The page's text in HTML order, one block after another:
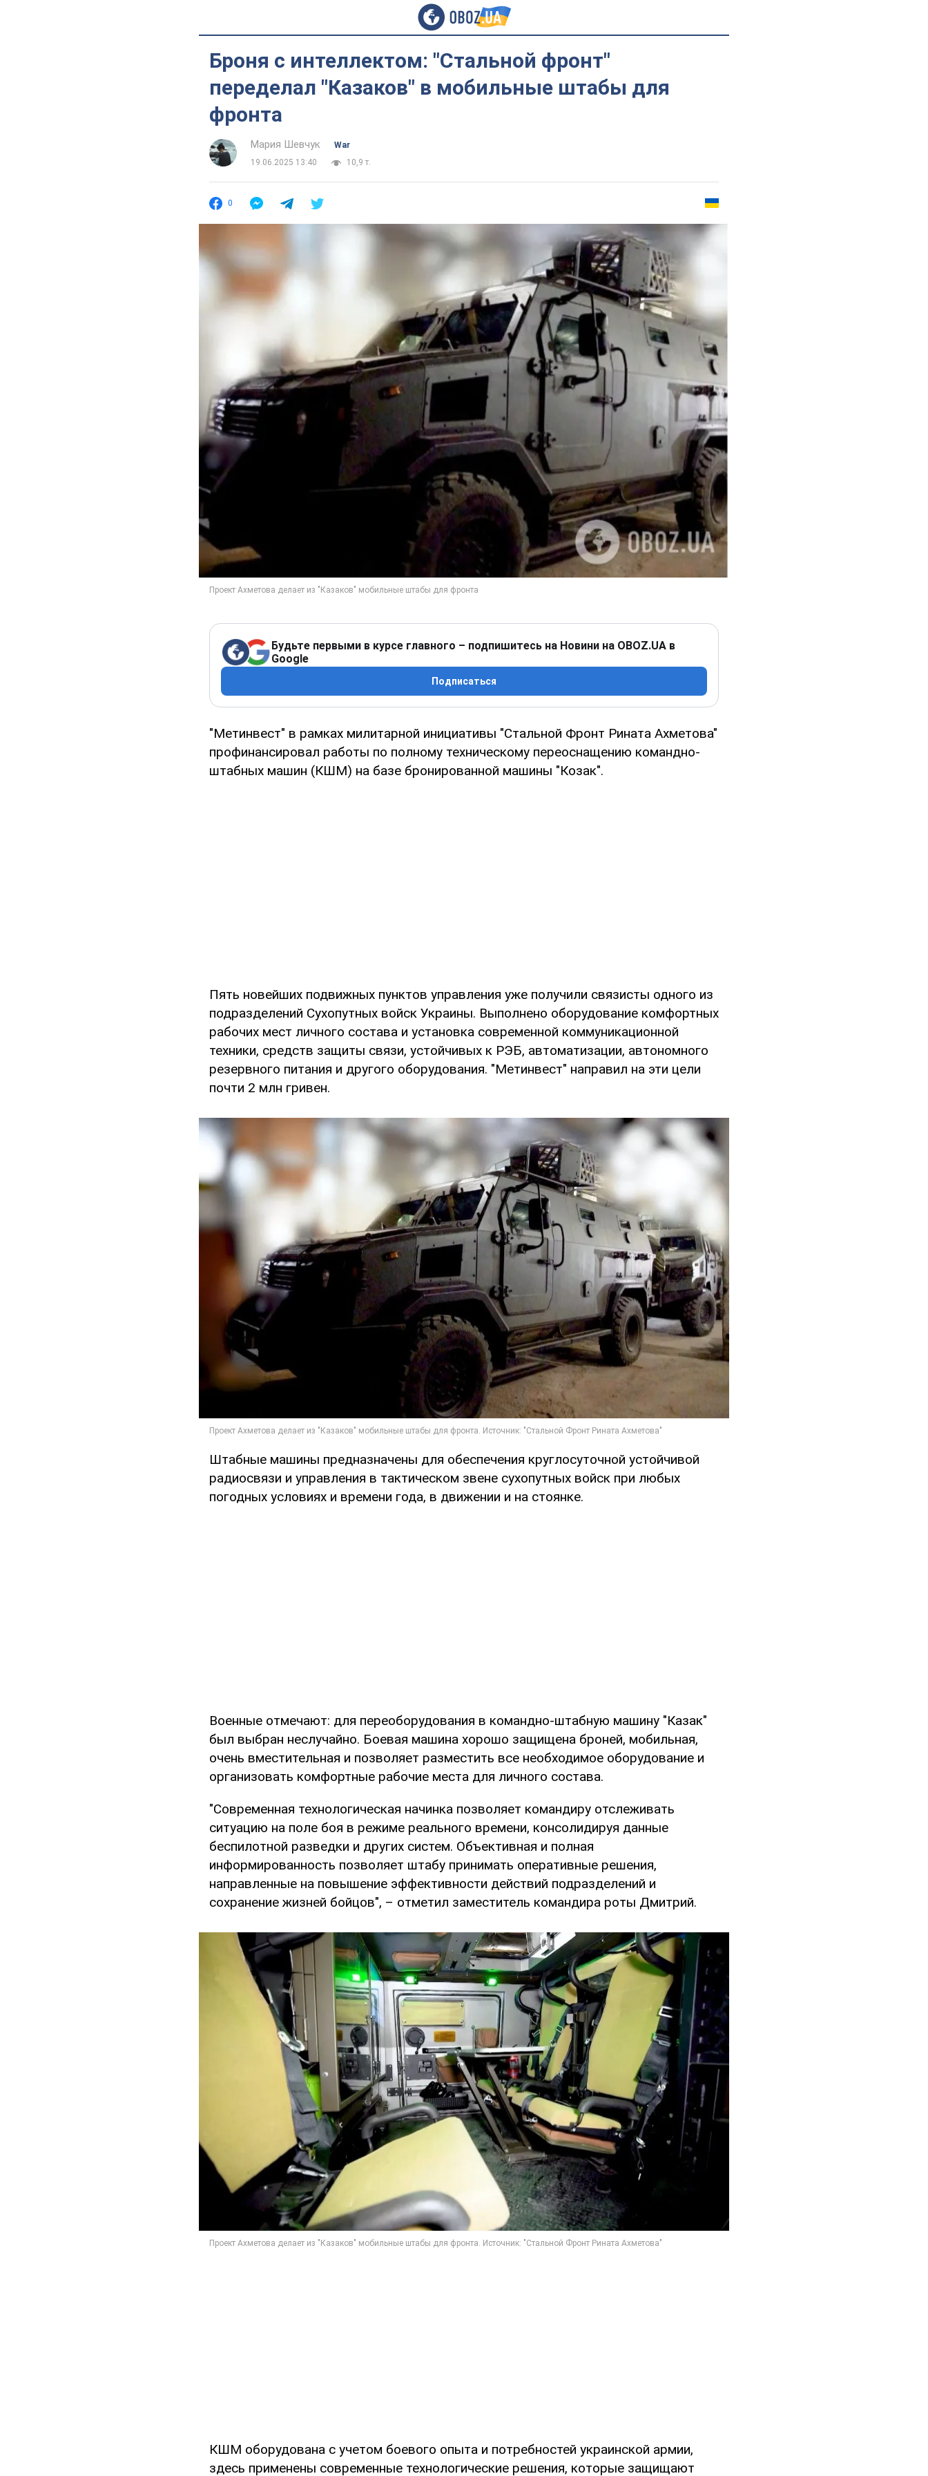
Броня с интеллектом: "Стальной фронт"
переделал "Казаков" в мобильные штабы для
фронта
Мария Шевчук
War
19.06.2025 13:40
10,9 т.
0
Будьте первыми в курсе главного – подпишитесь на Новини на OBOZ.UA в
Google
Подписаться
"Метинвест" в рамках милитарной инициативы "Стальной Фронт Рината Ахметова"
профинансировал работы по полному техническому переоснащению командно-
штабных машин (КШМ) на базе бронированной машины "Козак".
Пять новейших подвижных пунктов управления уже получили связисты одного из
подразделений Сухопутных войск Украины. Выполнено оборудование комфортных
рабочих мест личного состава и установка современной коммуникационной
техники, средств защиты связи, устойчивых к РЭБ, автоматизации, автономного
резервного питания и другого оборудования. "Метинвест" направил на эти цели
почти 2 млн гривен.
Штабные машины предназначены для обеспечения круглосуточной устойчивой
радиосвязи и управления в тактическом звене сухопутных войск при любых
погодных условиях и времени года, в движении и на стоянке.
Военные отмечают: для переоборудования в командно-штабную машину "Казак"
был выбран неслучайно. Боевая машина хорошо защищена броней, мобильная,
очень вместительная и позволяет разместить все необходимое оборудование и
организовать комфортные рабочие места для личного состава.
"Современная технологическая начинка позволяет командиру отслеживать
ситуацию на поле боя в режиме реального времени, консолидируя данные
беспилотной разведки и других систем. Объективная и полная
информированность позволяет штабу принимать оперативные решения,
направленные на повышение эффективности действий подразделений и
сохранение жизней бойцов", – отметил заместитель командира роты Дмитрий.
КШМ оборудована с учетом боевого опыта и потребностей украинской армии,
здесь применены современные технологические решения, которые защищают